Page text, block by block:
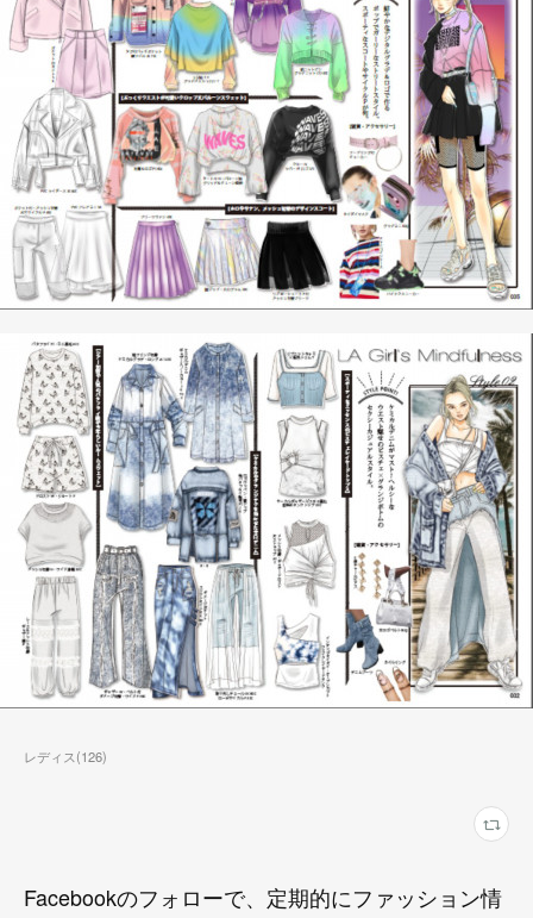
レディス(126)
Facebookのフォローで、定期的にファッション情